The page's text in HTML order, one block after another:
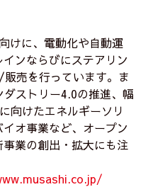
けに、電動化や自動運
ンならびにステアリン
売を行っています。ま
ストリー4.0の推進、幅
向けたエネルギーソリ
オ事業など、オープン
業の創出・拡大にも注